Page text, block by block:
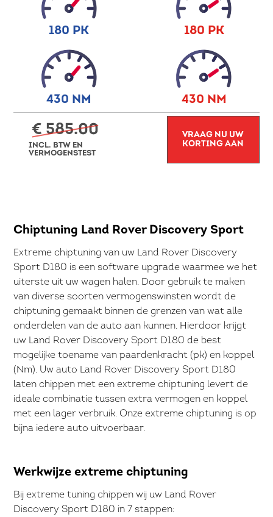
180 PK
430 NM
180 PK
430 NM
€ 585.00
INCL. BTW EN
VERMOGENSTEST
VRAAG NU UW
KORTING AAN
Chiptuning Land Rover Discovery Sport
Extreme chiptuning van uw Land Rover Discovery
Sport D180 is een software upgrade waarmee we het
uiterste uit uw wagen halen. Door gebruik te maken
van diverse soorten vermogenswinsten wordt de
chiptuning gemaakt binnen de grenzen van wat alle
onderdelen van de auto aan kunnen. Hierdoor krijgt
uw Land Rover Discovery Sport D180 de best
mogelijke toename van paardenkracht (pk) en koppel
(Nm). Uw auto Land Rover Discovery Sport D180
laten chippen met een extreme chiptuning levert de
ideale combinatie tussen extra vermogen en koppel
met een lager verbruik. Onze extreme chiptuning is op
bijna iedere auto uitvoerbaar.
Werkwijze extreme chiptuning
Bij extreme tuning chippen wij uw Land Rover
Discovery Sport D180 in 7 stappen: